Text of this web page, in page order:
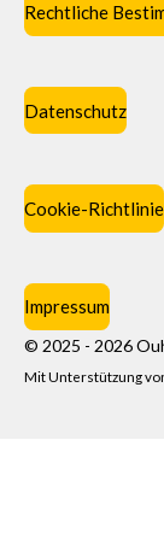
Rechtliche
Datenschutz
Cookie-Richtlinie
Impressum
© 2025 - 2026
Mit Unterstützung